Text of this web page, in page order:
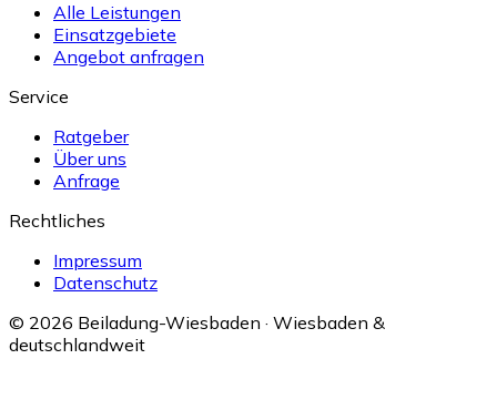
Alle Leistungen
Einsatzgebiete
Angebot anfragen
Service
Ratgeber
Über uns
Anfrage
Rechtliches
Impressum
Datenschutz
© 2026 Beiladung-Wiesbaden · Wiesbaden &
deutschlandweit